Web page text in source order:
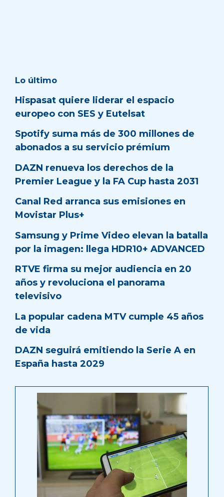
Lo último
Hispasat quiere liderar el espacio
europeo con SES y Eutelsat
Spotify suma más de 300 millones de
abonados a su servicio prémium
DAZN renueva los derechos de la
Premier League y la FA Cup hasta 2031
Canal Red arranca sus emisiones en
Movistar Plus+
Samsung y Prime Video elevan la batalla
por la imagen: llega HDR10+ ADVANCED
RTVE firma su mejor audiencia en 20
años y revoluciona el panorama
televisivo
La popular cadena MTV cumple 45 años
de vida
DAZN seguirá emitiendo la Serie A en
España hasta 2029